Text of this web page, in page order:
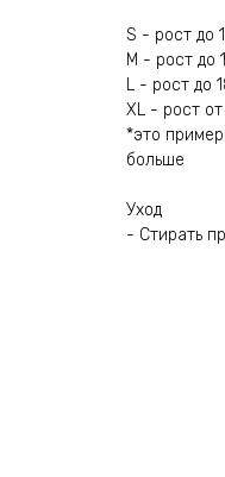
S - рост до
M - рост до
L - рост до
XL - рост
*это
больше
Уход
- Стирать